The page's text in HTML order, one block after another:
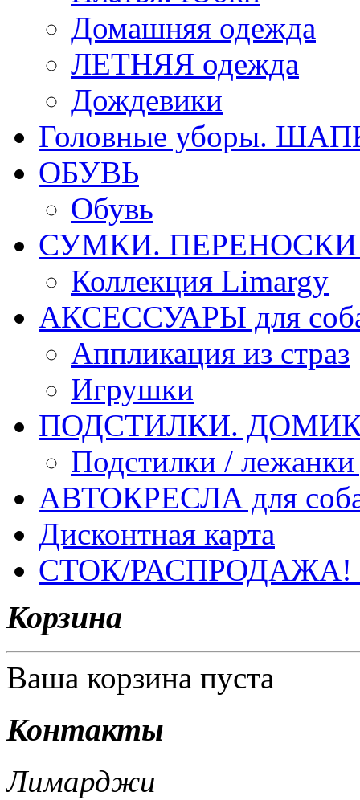
Домашняя одежда
ЛЕТНЯЯ одежда
Дождевики
Головные уборы.
ОБУВЬ
Обувь
СУМКИ. ПЕРЕНОСКИ
Коллекция Limargy
АКСЕССУАРЫ для
Аппликация из страз
Игрушки
ПОДСТИЛКИ. ДОМИКИ
Подстилки / лежанки
АВТОКРЕСЛА для
Дисконтная карта
СТОК/
Корзина
Ваша корзина пуста
Контакты
Лимарджи